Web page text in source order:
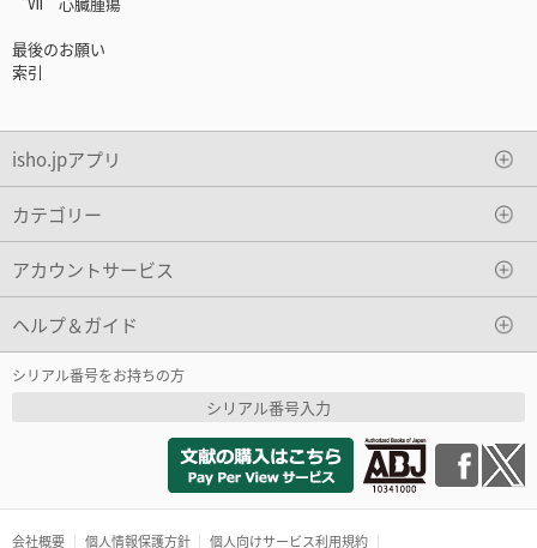
最後のお願い
索引
isho.jpアプリ
カテゴリー
アカウントサービス
ヘルプ＆ガイド
シリアル番号をお持ちの方
シリアル番号入力
会社概要 個人情報保護方針 個人向けサービス利用規約